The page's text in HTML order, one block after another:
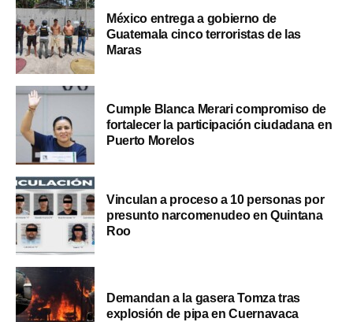
México entrega a gobierno de
Guatemala cinco terroristas de las
Maras
Cumple Blanca Merari compromiso de
fortalecer la participación ciudadana en
Puerto Morelos
Vinculan a proceso a 10 personas por
presunto narcomenudeo en Quintana
Roo
Demandan a la gasera Tomza tras
explosión de pipa en Cuernavaca